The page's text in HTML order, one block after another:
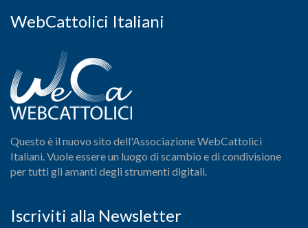
WebCattolici Italiani
Questo è il nuovo sito dell'Associazione WebCattolici
Italiani. Vuole essere un luogo di scambio e di condivisione
per tutti gli amanti degli strumenti digitali.
Iscriviti alla Newsletter